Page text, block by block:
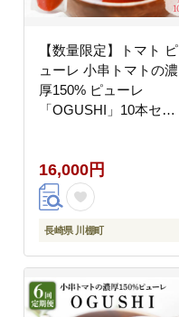
【数量限定】トマト ピ
ューレ 小串トマトの濃
厚150% ピューレ
「OGUSHI」10本セッ
16,000円
長崎県 川棚町